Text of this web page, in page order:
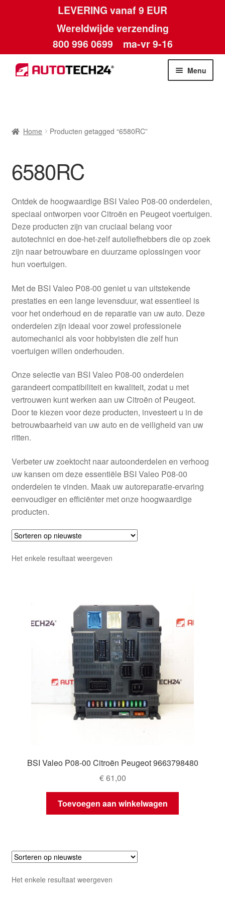
LEVERING vanaf 9 EUR
Wereldwijde verzending
800 996 0699 ma-vr 9-16
Ga
door
Ga
naar
Menu
Betalingen
Contact
Kassa
Klachten
Klachtenprocedure
Levering
Mijn account
Privacybeleid
Wereldwijde verzending
Winkelwagen
Home Producten getagged “6580RC”
6580RC
Ontdek de hoogwaardige BSI Valeo P08-00 onderdelen,
speciaal ontworpen voor Citroën en Peugeot voertuigen.
Deze producten zijn van cruciaal belang voor
autotechnici en doe-het-zelf autoliefhebbers die op zoek
zijn naar betrouwbare en duurzame oplossingen voor
hun voertuigen.
Met de BSI Valeo P08-00 geniet u van uitstekende
prestaties en een lange levensduur, wat essentieel is
voor het onderhoud en de reparatie van uw auto. Deze
onderdelen zijn ideaal voor zowel professionele
automechanici als voor hobbyisten die zelf hun
voertuigen willen onderhouden.
Onze selectie van BSI Valeo P08-00 onderdelen
garandeert compatibiliteit en kwaliteit, zodat u met
vertrouwen kunt werken aan uw Citroën of Peugeot.
Door te kiezen voor deze producten, investeert u in de
betrouwbaarheid van uw auto en de veiligheid van uw
ritten.
Verbeter uw zoektocht naar autoonderdelen en verhoog
uw kansen om deze essentiële BSI Valeo P08-00
onderdelen te vinden. Maak uw autoreparatie-ervaring
eenvoudiger en efficiënter met onze hoogwaardige
producten.
Het enkele resultaat weergeven
BSI Valeo P08-00 Citroën Peugeot 9663798480
€61,00
Toevoegen aan winkelwagen
Het enkele resultaat weergeven